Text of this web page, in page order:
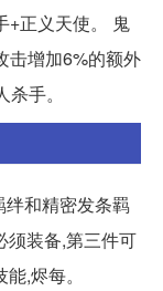
+正义天使。 鬼
击增加6%的额外
手。
和精密发条羁
须装备,第三件可
,烬每。